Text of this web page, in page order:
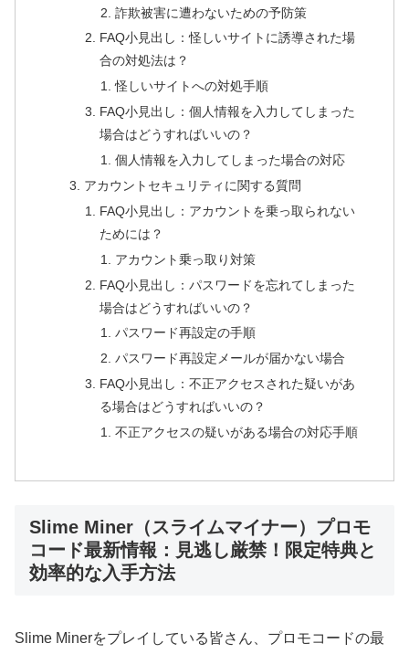
詐欺被害に遭わないための予防策
FAQ小見出し：怪しいサイトに誘導された場
合の対処法は？
怪しいサイトへの対処手順
FAQ小見出し：個人情報を入力してしまった
場合はどうすればいいの？
個人情報を入力してしまった場合の対応
アカウントセキュリティに関する質問
FAQ小見出し：アカウントを乗っ取られない
ためには？
アカウント乗っ取り対策
FAQ小見出し：パスワードを忘れてしまった
場合はどうすればいいの？
パスワード再設定の手順
パスワード再設定メールが届かない場合
FAQ小見出し：不正アクセスされた疑いがあ
る場合はどうすればいいの？
不正アクセスの疑いがある場合の対応手順
Slime Miner（スライムマイナー）プロモ
コード最新情報：見逃し厳禁！限定特典と
効率的な入手方法
Slime Minerをプレイしている皆さん、プロモコードの最